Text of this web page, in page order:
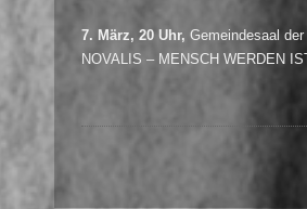
7. März, 20 Uhr, Gemeindesaal
NOVALIS – MENSCH WERDEN